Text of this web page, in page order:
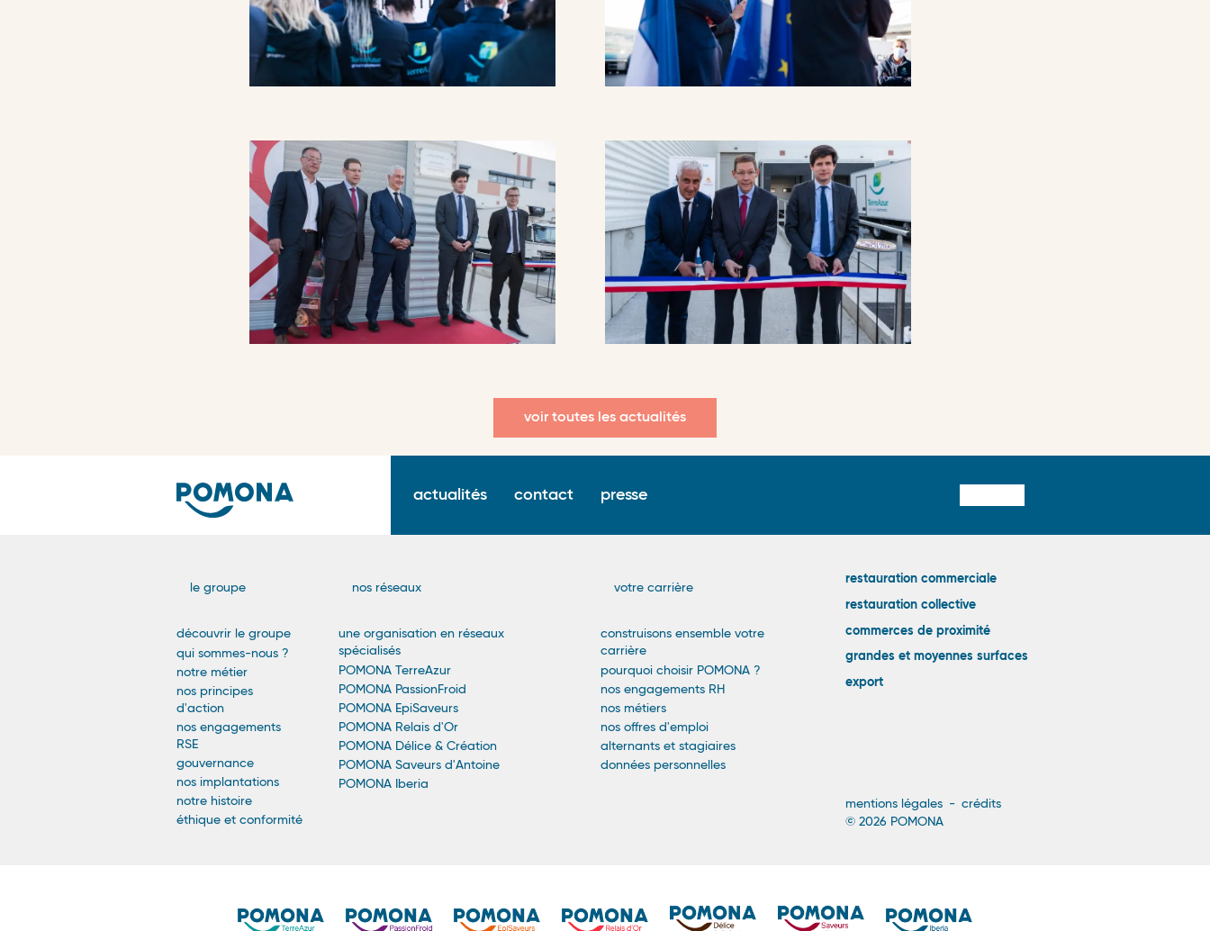
voir toutes les actualités
menu
actualités contact presse
Navigation
Principale
-
Footer
le groupe
découvrir le groupe
qui sommes-nous ?
notre métier
nos principes
d'action
nos engagements
RSE
gouvernance
nos implantations
notre histoire
éthique et conformité
nos réseaux
une organisation en réseaux
spécialisés
POMONA TerreAzur
POMONA PassionFroid
POMONA EpiSaveurs
POMONA Relais d'Or
POMONA Délice & Création
POMONA Saveurs d'Antoine
POMONA Iberia
votre carrière
construisons ensemble votre
carrière
pourquoi choisir POMONA ?
nos engagements RH
nos métiers
nos offres d'emploi
alternants et stagiaires
données personnelles
Liens
externes
restauration commerciale
restauration collective
commerces de proximité
grandes et moyennes surfaces
export
Menu
de
mentions légales
crédits
© 2026 POMONA